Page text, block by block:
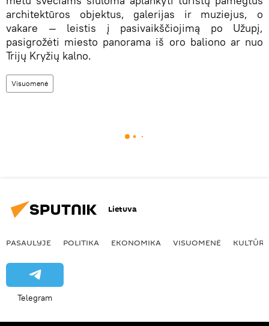
architektūros objektus, galerijas ir muziejus, o
vakare — leistis į pasivaikščiojimą po Užupį,
pasigrožėti miesto panorama iš oro baliono ar nuo
Trijų Kryžių kalno.
Visuomenė
Lietuva
PASAULYJE POLITIKA EKONOMIKA VISUOMENĖ KULTŪRA
Telegram